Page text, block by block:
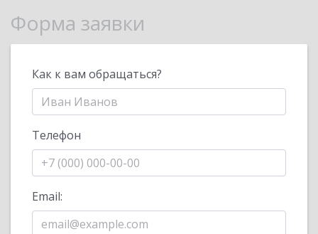
Форма заявки
Как к вам обращаться?
Телефон
Email: